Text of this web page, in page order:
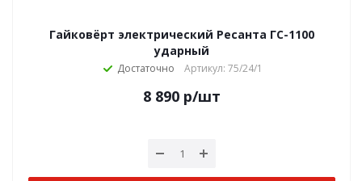
Гайковёрт электрический Ресанта ГС-1100
ударный
Достаточно Артикул: 75/24/1
8 890 р/шт